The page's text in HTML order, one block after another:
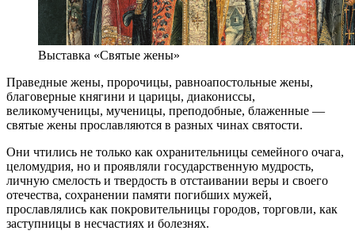
Выставка «Святые жены»
Праведные жены, пророчицы, равноапостольные жены,
благоверные княгини и царицы, диакониссы,
великомученицы, мученицы, преподобные, блаженные —
святые жены прославляются в разных чинах святости.
Они чтились не только как охранительницы семейного очага,
целомудрия, но и проявляли государственную мудрость,
личную смелость и твердость в отстаивании веры и своего
отечества, сохранении памяти погибших мужей,
прославлялись как покровительницы городов, торговли, как
заступницы в несчастиях и болезнях.